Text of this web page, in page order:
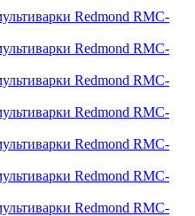
Redmond RMC-
Redmond RMC-
Redmond RMC-
Redmond RMC-
Redmond RMC-
Redmond RMC-
Redmond RMC-